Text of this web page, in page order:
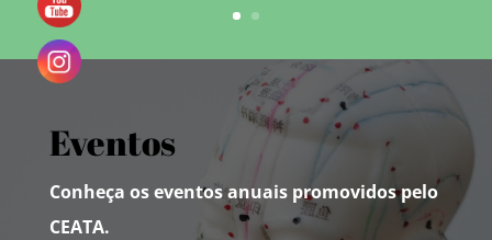
Eventos
Conheça os eventos anuais promovidos pelo
CEATA.